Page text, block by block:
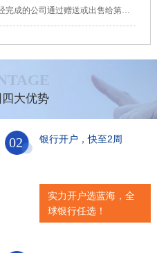
大优势
银行开户，快至2周
实力开户选蓝海，全
球银行任选！